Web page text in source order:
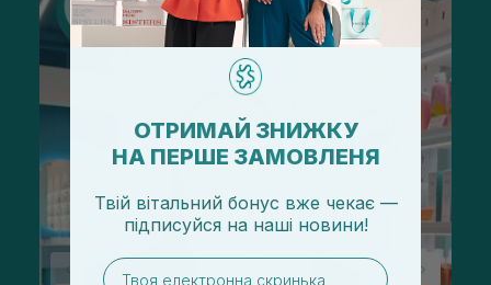
ОТРИМАЙ ЗНИЖКУ
НА ПЕРШЕ ЗАМОВЛЕНЯ
Твій вітальний бонус вже чекає —
підписуйся на наші новини!
email